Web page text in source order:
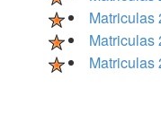
Matriculas
Matriculas
Matriculas